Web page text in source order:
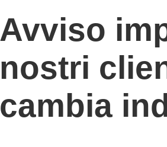
Avviso
nostri
cambia